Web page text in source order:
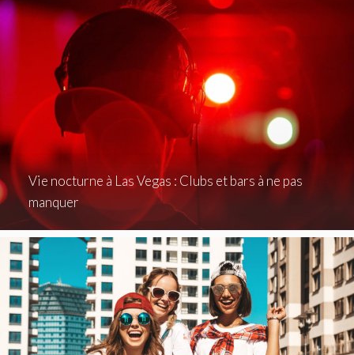
Vie nocturne à Las Vegas : Clubs et bars à ne pas
manquer